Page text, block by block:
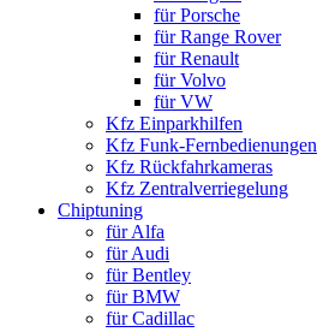
für Porsche
für Range Rover
für Renault
für Volvo
für VW
Kfz Einparkhilfen
Kfz Funk-Fernbedienungen
Kfz Rückfahrkameras
Kfz Zentralverriegelung
Chiptuning
für Alfa
für Audi
für Bentley
für BMW
für Cadillac